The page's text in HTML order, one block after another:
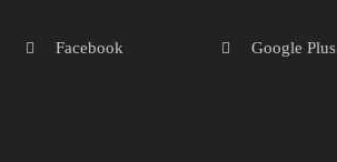
Facebook Google Plus